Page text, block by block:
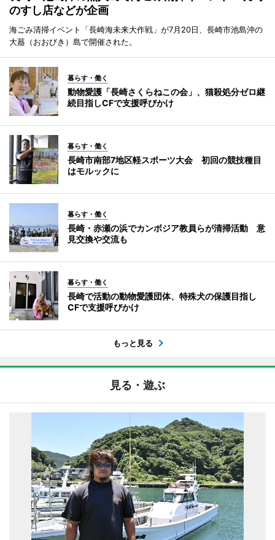
のすし店などが企画
海ごみ清掃イベント「長崎海未来大作戦」が7月20日、長崎市池島沖の
大蟇（おおびき）島で開催された。
暮らす・働く
動物愛護「長崎さくらねこの会」、猫殺処分ゼロ継
続目指しCFで支援呼びかけ
暮らす・働く
長崎市南部7地区軽スポーツ大会 初回の競技種目
はモルックに
暮らす・働く
長崎・赤瀬の浜でカンボジア教員らが清掃活動 意
見交換や交流も
暮らす・働く
長崎で活動の動物愛護団体、特殊犬の保護目指し
CFで支援呼びかけ
もっと見る
見る・遊ぶ